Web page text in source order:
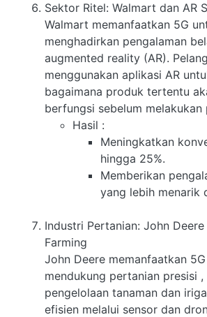
Sektor Ritel: Walmart dan AR
Walmart memanfaatkan 5G
menghadirkan pengalaman
augmented reality (AR).
menggunakan aplikasi AR
bagaimana produk tertentu
berfungsi sebelum melakukan
Hasil :
Meningkatkan
hingga 25%.
Memberikan
yang lebih menarik
Industri Pertanian: John
Farming
John Deere memanfaatkan
mendukung pertanian presisi
pengelolaan tanaman dan
efisien melalui sensor dan